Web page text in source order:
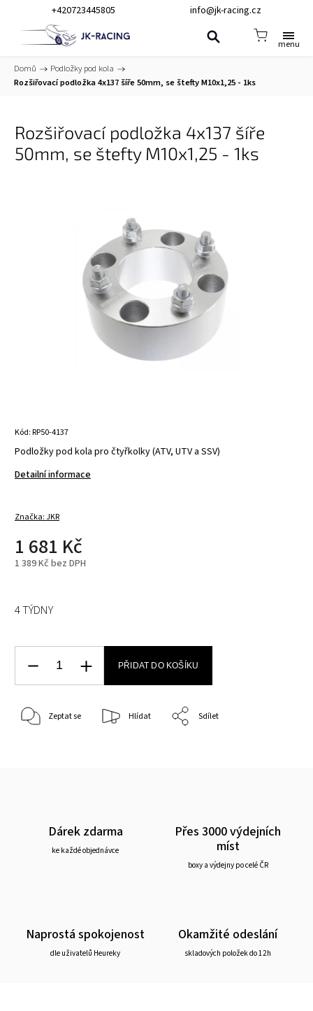
+420723445805 info@jk-racing.cz
Domů / Podložky pod kola /
Rozšiřovací podložka 4x137 šíře 50mm, se štefty M10x1,25 - 1ks
Rozšiřovací podložka 4x137 šíře
50mm, se štefty M10x1,25 - 1ks
Kód:RP50-4137
Podložky pod kola pro čtyřkolky (ATV, UTV a SSV)
Detailní informace
Značka:JKR
1 681 Kč
1 389 Kč bez DPH
4 TÝDNY
PŘIDAT DO KOŠÍKU
Zeptat se Hlídat Sdílet
Dárek zdarma
ke každé objednávce
Přes 3000 výdejních
míst
boxy a výdejny po celé ČR
Naprostá spokojenost
dle uživatelů Heureky
Okamžité odeslání
skladových položek do 12h